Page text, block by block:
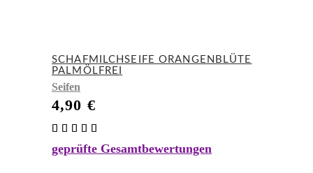
SCHAFMILCHSEIFE ORANGENBLÜTE
PALMÖLFREI
Seifen
4,90 €
5.00
geprüfte Gesamtbewertungen